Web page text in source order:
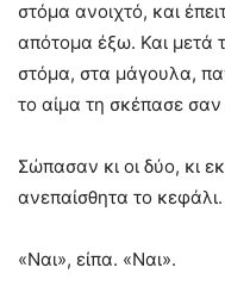
στόμα ανοιχτό, και
απότομα έξω. Και μετά
στόμα, στα μάγουλα,
το αίμα τη σκέπασε
Σώπασαν κι οι δύο, κι
ανεπαίσθητα το κεφάλι.
«Ναι», είπα. «Ναι».